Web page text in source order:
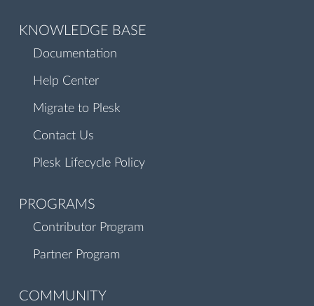
KNOWLEDGE BASE
Documentation
Help Center
Migrate to Plesk
Contact Us
Plesk Lifecycle Policy
PROGRAMS
Contributor Program
Partner Program
COMMUNITY